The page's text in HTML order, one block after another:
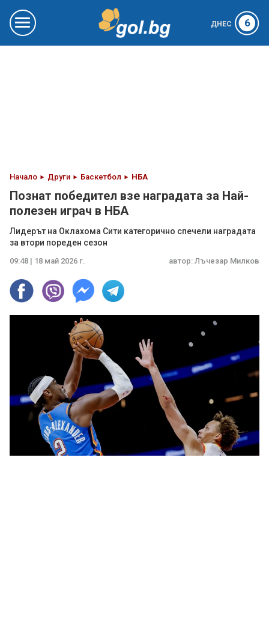
ДНЕС 6
Начало Други Баскетбол НБА
Познат победител взе наградата за Най-
полезен играч в НБА
Лидерът на Оклахома Сити категорично спечели наградата
за втори пореден сезон
09:48 | 18 май 2026 г. автор: Лъчезар Милков